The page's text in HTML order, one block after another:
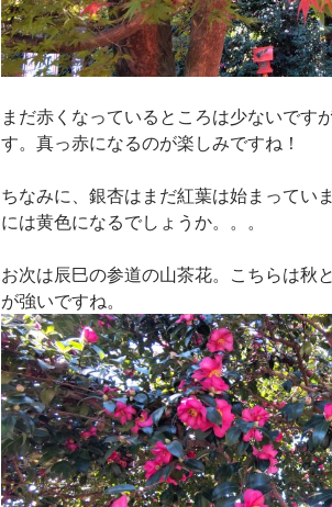
まだ赤くなっているところは少ないです
す。真っ赤になるのが楽しみですね！
ちなみに、銀杏はまだ紅葉は始まってい
には黄色になるでしょうか。。。
お次は辰巳の参道の山茶花。こちらは秋
が強いですね。